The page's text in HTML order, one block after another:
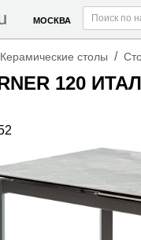
МОСКВА
Керамические столы /
120